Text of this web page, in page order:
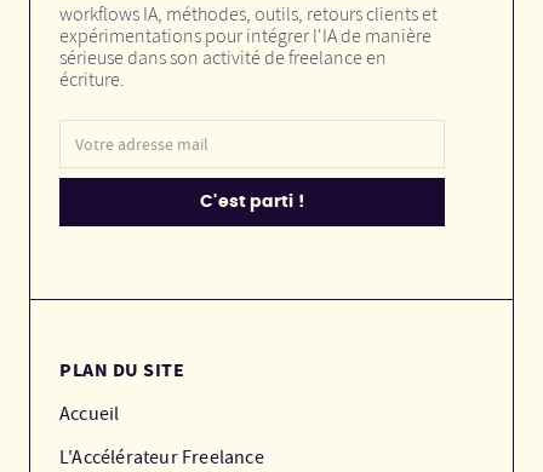
workflows IA, méthodes, outils, retours clients et
expérimentations pour intégrer l'IA de manière
sérieuse dans son activité de freelance en
écriture.
PLAN DU SITE
Accueil
L'Accélérateur Freelance